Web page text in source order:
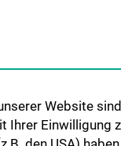
Wien
Website
Einwilligung